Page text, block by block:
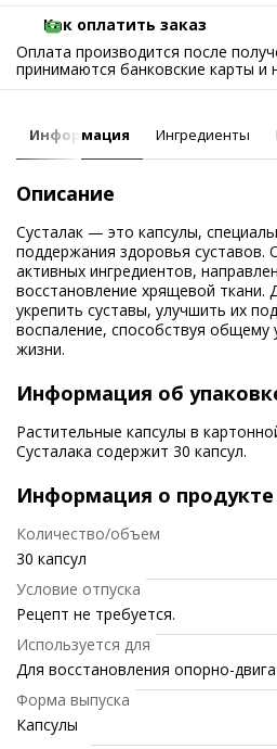
Как оплатить заказ
Оплата производится после
принимаются банковские карты и
Информация Ингредиенты
Описание
Сусталак — это капсулы,
поддержания здоровья суставов.
активных ингредиентов,
восстановление хрящевой ткани.
укрепить суставы, улучшить их
воспаление, способствуя общему
жизни.
Информация об
Растительные капсулы в
Сусталака содержит 30 капсул.
Информация о продукте
Количество/объем
30 капсул
Условие отпуска
Рецепт не требуется.
Используется для
Для восстановления опорно-
Форма выпуска
Капсулы